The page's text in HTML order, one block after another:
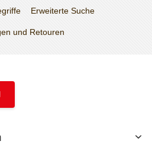
Erweiterte Suche
und Retouren